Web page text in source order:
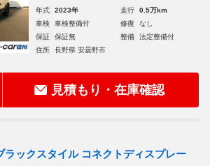
年式 2023年 走行
0.5万km
車検
車検整備付 修復
なし
保証
保証無 整備
法定整備付
住所
長野県 安曇野市
見積もり・在庫確認
ラックスタイル コネクトディスプレー